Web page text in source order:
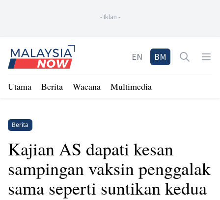
- Iklan -
Home
EN BM Open
Utama Berita Wacana Multimedia
Berita
Kajian AS dapati kesan
sampingan vaksin penggalak
sama seperti suntikan kedua